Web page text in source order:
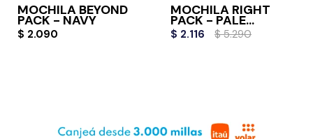
MOCHILA BEYOND
PACK - NAVY
$ 2.090
MOCHILA RIGHT
PACK - PALE
BANANA
$ 2.116 $ 5.290